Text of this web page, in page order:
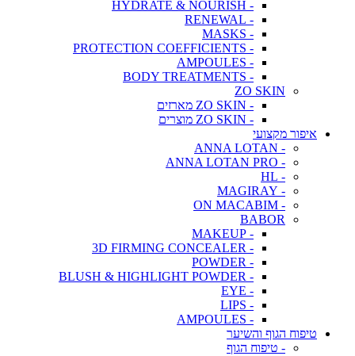
- HYDRATE & NOURISH
- RENEWAL
- MASKS
- PROTECTION COEFFICIENTS
- AMPOULES
- BODY TREATMENTS
ZO SKIN
- ZO SKIN מארזים
- ZO SKIN מוצרים
איפור מקצועי
- ANNA LOTAN
- ANNA LOTAN PRO
- HL
- MAGIRAY
- ON MACABIM
BABOR
- MAKEUP
- 3D FIRMING CONCEALER
- POWDER
- BLUSH & HIGHLIGHT POWDER
- EYE
- LIPS
- AMPOULES
טיפוח הגוף והשיער
- טיפוח הגוף